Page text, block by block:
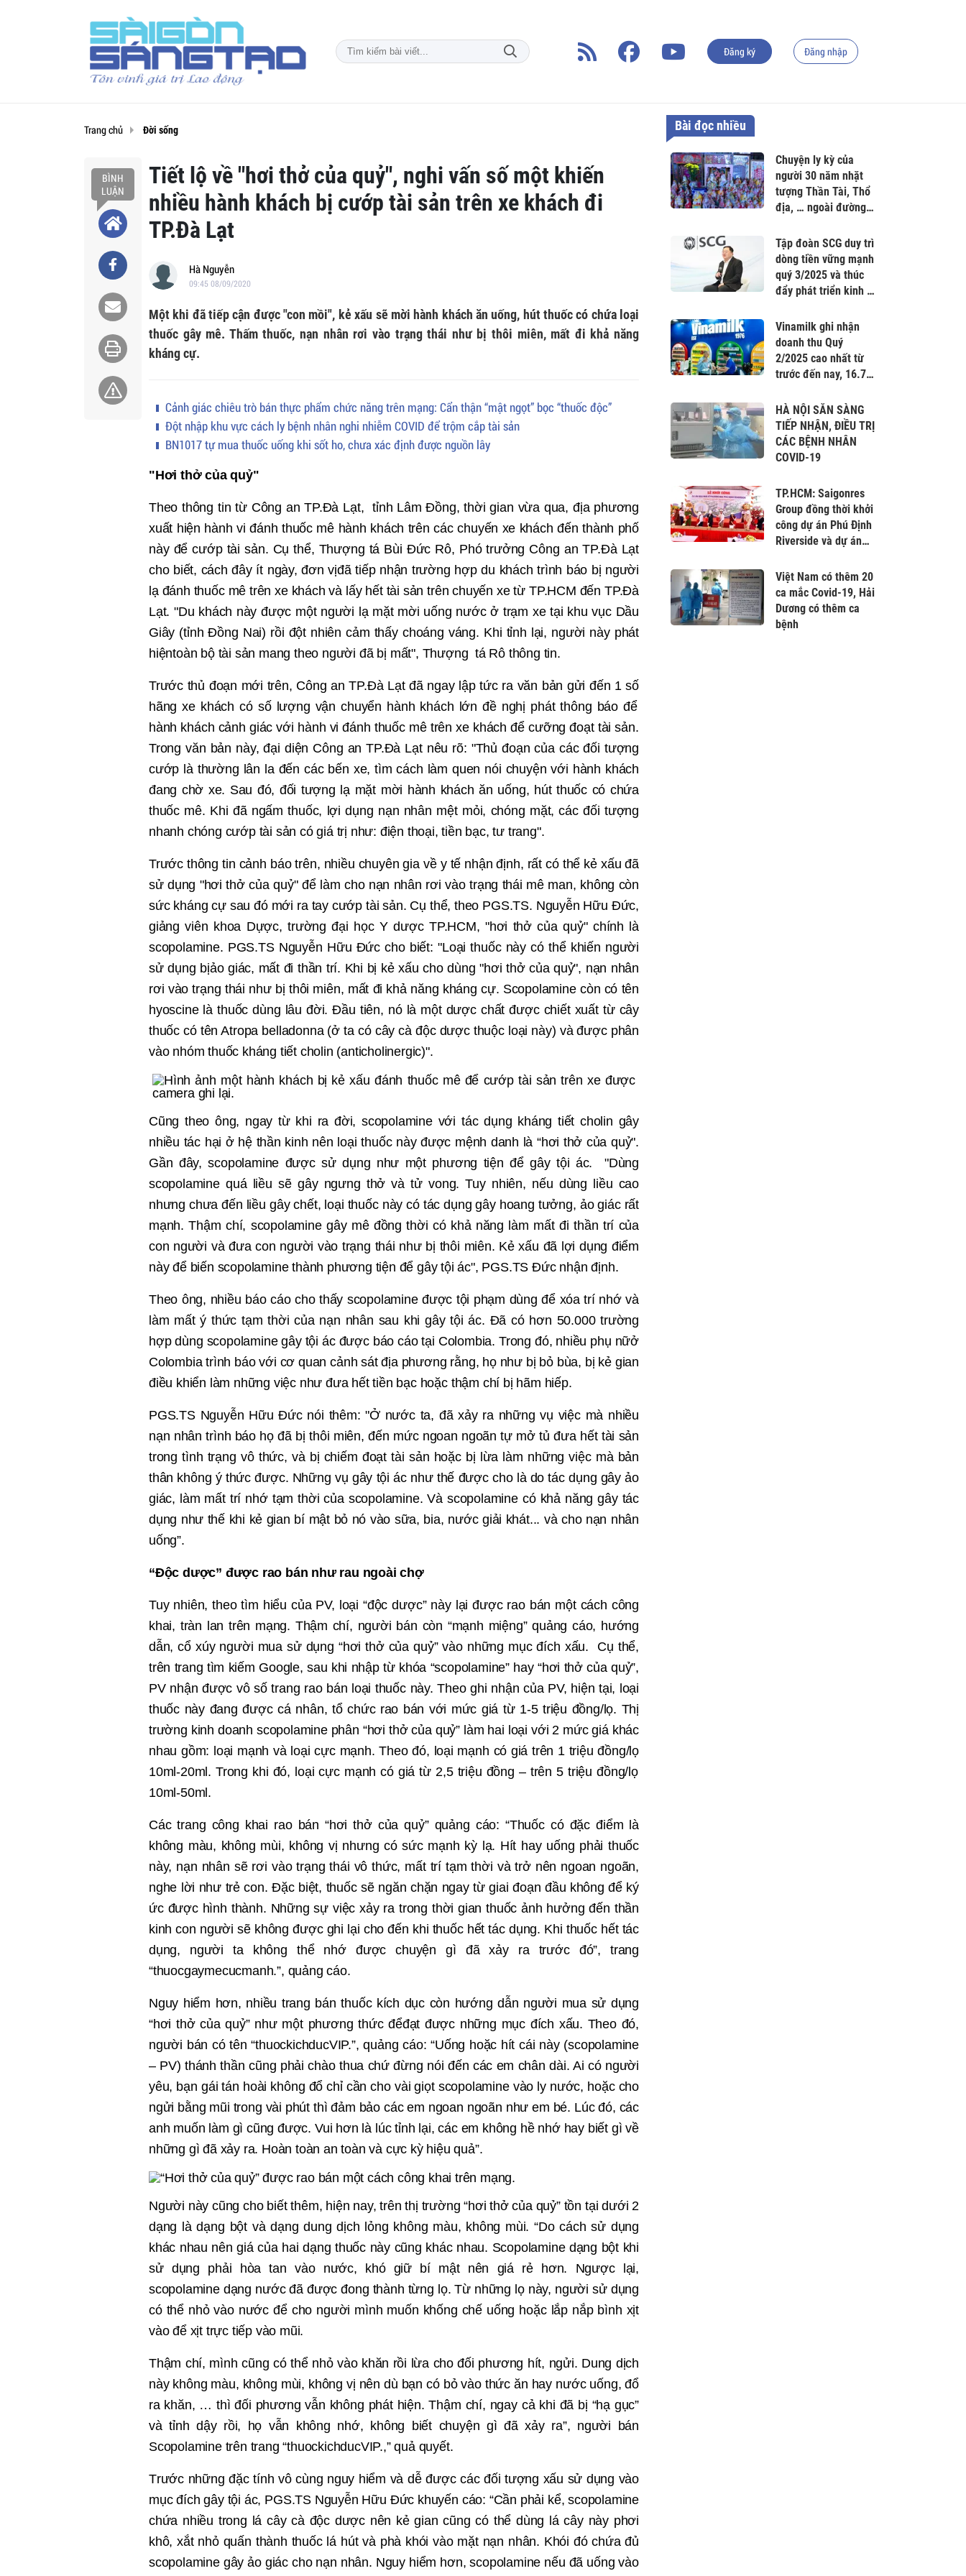
Đăng ký Đăng nhập
Trang chủ Đời sống
BÌNH
LUẬN
Tiết lộ về "hơi thở của quỷ", nghi vấn số một khiến
nhiều hành khách bị cướp tài sản trên xe khách đi
TP.Đà Lạt
Hà Nguyễn
09:45 08/09/2020
Một khi đã tiếp cận được "con mồi", kẻ xấu sẽ mời hành khách ăn uống, hút thuốc có chứa loại
thuốc gây mê. Thấm thuốc, nạn nhân rơi vào trạng thái như bị thôi miên, mất đi khả năng
kháng cự.
Cảnh giác chiêu trò bán thực phẩm chức năng trên mạng: Cẩn thận “mật ngọt” bọc “thuốc độc”
Đột nhập khu vực cách ly bệnh nhân nghi nhiễm COVID để trộm cắp tài sản
BN1017 tự mua thuốc uống khi sốt ho, chưa xác định được nguồn lây
"Hơi thởcủa quỷ"
Theo thông tin từ Công an TP.Đà Lạt, tỉnh Lâm Đồng, thời gian vừa qua, địa phương
xuất hiện hành vi đánh thuốc mê hành khách trên các chuyến xe khách đến thành phố
này để cướp tài sản. Cụ thể, Thượng tá Bùi Đức Rô, Phó trưởng Công an TP.Đà Lạt
cho biết, cách đây ít ngày, đơn vịđã tiếp nhận trường hợp du khách trình báo bị người
ạđánh thuốc mê trên xe khách và l ấy hết tài sản trên chuyến xe từ TP.HCM đến TP.Đà
Lạt. "Du khách này được một người lạ mặt mời uống nước ở trạm xe tại khu vục Dầu
Giây (tỉnh Đồng Nai) rồi đột nhiên cảm thấy choáng váng. Khi tỉnh l ại, người này phát
hiệntoàn bộtài sản mang theo người đã bị mất", Thượng tá Rô thông tin.
Trước thủ đoạn mới trên, Công an TP.Đà Lạt đã ngay lập tức ra văn bản gửi đến 1 số
hãng xe khách có số lượng vận chuyển hành khách lớn đềnghị phát thông báo để
hành khách cảnh giác với hành vi đánh thuốc mê trên xe khách để cưỡng đoạt tài sản.
Trong văn bản này, đại diện Công an TP.Đà Lạt nêu rõ: "Thủ đoạn của các đối tượng
cướp l à thường lân la đến các bến xe, tìm cách làm quen nói chuyện với hành khách
đang chờ xe. Sau đó, đối tượng lạ mặt mời hành khách ăn uống, hút thuốc có chứa
thuốc mê. Khi đã ngấm thuốc, lợi dụng nạn nhân mệt mỏi, chóng mặt, các đối tượng
nhanh chóng cướp tài sản có giá trị như: điện thoại, tiền bạc, tư trang".
Trước thông tin cảnh báo trên, nhiều chuyên gia về y tế nhận định, rất có thể kẻ xấu đã
sử dụng "hơi thở của quỷ" để làm cho nạn nhân rơi vào trạng thái mê man, không còn
sức kháng cự sau đó mới ra tay cướp tài sản. Cụ thể, theo PGS.TS. Nguyễn Hữu Đức,
giảng viên khoa Dựợc, trường đại học Y dược TP.HCM, "hơi thở của quỷ" chính là
scopolamine. PGS.TS Nguyễn Hữu Đức cho biết: "Loại thuốc này có thể khiến người
sử dụng bịảo giác, mất đi thần trí. Khi bị kẻ xấu cho dùng "hơi thở của quỷ", nạn nhân
rơi vào trạng thái như bị thôi miên, mất đi khả năng kháng cự. Scopolamine còn có tên
hyoscine là thuốc dùng lâu đời. Đầu tiên, nó là một dược chất được chiết xuất từcây
thuốc có tên Atropa belladonna (ở ta có cây cà độc dược thuộc loại này) và được phân
vào nhóm thuốc kháng tiết cholin (anticholinergic)".
Cũng theo ông, ngay từkhi ra đời, scopolamine với tác dụng kháng tiết cholin gây
nhiều tác hại ởhệthần kinh nên loại thuốc này được mệnh danh là “hơi thở của quỷ".
Gần đây, scopolamine được sửdụng như một phương tiện đểgây tội ác. "Dùng
scopolamine quá liều sẽgây ngưng thở và tửvong. Tuy nhiên, nếu dùng liều cao
nhưng chưa đến liều gây chết, loại thuốc này có tác dụng gây hoang tưởng, ảo giác rất
mạnh. Thậm chí, scopolamine gây mê đồng thời có khảnăng làm mất đi thần trí của
con người và đưa con người vào trạng thái như bị thôi miên. Kẻxấu đã l ợi dụng điểm
này đểbiến scopolamine thành phương tiện để gây tội ác", PGS.TS Đức nhận định.
Theo ông, nhiều báo cáo cho thấy scopolamine được tội phạm dùng đểxóa trí nhớvà
làm mất ý thức tạm thời của nạn nhân sau khi gây tội ác. Đã có hơn 50.000 trường
hợp dùng scopolamine gây tộiác được báo cáo tại Colombia. Trong đó, nhiều phụ nữở
Colombia trình báo với cơ quan cảnh sát địa phương rằng, họ như bị bỏbùa, bị kẻgian
điều khiển làm những việc như đưa hết tiền bạc hoặc thậm chí bị hãm hiếp.
PGS.TS Nguyễn Hữu Đức nói thêm: "Ở nước ta, đã xảy ra những vụ việc mà nhiều
nạn nhân trình báo họ đã bị thôi miên, đến mức ngoan ngoãn tự mở tủ đưa hết tài sản
trong tình trạng vô thức, và bị chiếm đoạt tài sản hoặc bị ừa làm những việc mà bản
thân không ý thức được. Những vụ gây tộiác như thế được cho là do tác dụng gâyảo
giác, làm mất trí nhớtạm thời của scopolamine. Và scopolamine có khảnăng gây tác
dụng như thế khi kẻ gian bí mật bỏ nó vào sữa, bia, nước giải khát... và cho nạn nhân
uống”.
“Độc dược” được rao bán như rau ngoài chợ
Tuy nhiên, theo tìm hiểu của PV, loại “độc dược” này l ại được rao bán một cách công
khai, tràn lan trên mạng. Thậm chí, người bán còn “mạnh miệng” quảng cáo, hướng
dẫn, cổxúyngười mua sửdụng “hơi thởcủa quỷ” vào những mục đích xấu. Cụ thể,
trên trang tìm kiếm Google, sau khi nhập từkhóa “scopolamine” hay “hơi thởcủa quỷ”,
PV nhận được vô sốtrang rao bán loại thuốc này. Theo ghi nhận của PV, hiện tại, loại
thuốc này đang được cá nhân, tổchức rao bán với mức giá từ1-5 triệu đồng/lọ. Thị
trường kinh doanh scopolamine phân “hơi thởcủa quỷ” làm hai loại với 2 mức giá khác
nhau gồm: loại mạnh và loại cực mạnh. Theo đó, loại mạnh có giá trên 1 triệu đồng/lọ
10ml-20ml. Trong khi đó, loại cực mạnh có giá từ2,5 triệu đồng – trên 5 triệu đồng/l ọ
10ml-50ml.
Các trang công khai rao bán“hơi thởcủa quỷ” quảng cáo: “Thuốc có đặc điểm là
không màu, không mùi, không vị nhưng có sức mạnh kỳ ạ. Hít hay uống phải thuốc
này, nạn nhân sẽ rơi vào trạng thái vô thức, mất trí tạm thời và trởnên ngoan ngoãn,
nghe l ời như trẻcon. Đặc biệt, thuốc sẽngăn chặn ngay từgiai đoạn đầu không đểký
ức được hình thành. Những sự việc xảy ra trong thời gian thuốcảnh hưởngđến thần
kinh con người sẽkhôngđược ghi l ại cho đến khi thuốc hết tác dụng. Khi thuốc hết tác
dụng, người ta không thểnhớ được chuyện gì đã xảy ra trước đó”, trang
“thuocgaymecucmanh.”, quảng cáo.
Nguy hiểm hơn, nhiều trang bán thuốc kích dục còn hướng dẫn người mua sử dụng
“hơi thởcủa quỷ” như một phương thứcđểđạt được những mục đích xấu. Theo đó,
người bán có tên “thuockichducVIP.”, quảng cáo: “Uống hoặc hít cái này (scopolamine
– PV) thánh thần cũng phải chào thua chứ đừng nói đến các em chân dài. Ai có người
yêu, bạn gái tán hoài không đổ chỉ cần cho vài giọt scopolamine vào ly nước, hoặc cho
ngửi bằng mũi trong vài phút thìđảm bảo các em ngoan ngoãn như em bé. Lúc đó, các
anh muốn làm gì cũng được. Vui hơn là lúc tỉnh lại, các em không hề nhớ hay biết gì về
những gìđã xảy ra. Hoàn toàn an toàn và cực kỳ hiệu quả”.
Người này cũng cho biết thêm, hiện nay, trên thị trường “hơi thở của quỷ” tồn tại dưới 2
dạng là dạng bột và dạng dung dịch lỏng không màu, không mùi. “Do cách sử dụng
khác nhau nên giá của hai dạng thuốc này cũng khác nhau. Scopolamine dạng bột khi
sử dụng phải hòa tan vào nước, khó giữ bí mật nên giá rẻ hơn. Ngược lại,
scopolamine dạng nước đã được đong thành từng lọ. Từ những lọ này, người sử dụng
có thể nhỏ vào nước để cho người mình muốn khống chế uống hoặc lắp nắp bình xịt
vào để xịt trực tiếp vào mũi.
Thậm chí, mình cũng có thể nhỏ vào khăn rồi lừa cho đối phương hít, ngửi. Dung dịch
này không màu, không mùi, không vị nên dù bạn có bỏ vào thức ăn hay nước uống, đổ
ra khăn, … thìđối phương vẫn không phát hiện. Thậm chí, ngay cả khi đã bị “hạ gục”
và tỉnh dậy rồi, họ vẫn không nhớ, không biết chuyện gìđã xảy ra”, người bán
Scopolamine trên trang “thuockichducVIP.,” quả quyết.
Trước những đặc tính vô cùng nguy hiểm và dễ được các đối tượng xấu sử dụng vào
mục đích gây tội ác, PGS.TS Nguyễn Hữu Đức khuyến cáo: “Cần phải kể, scopolamine
chứa nhiều trong lá cây cà độc dược nên kẻgian cũng có thể dùng lá cây này phơi
khô, xắt nhỏquấn thành thuốc lá hút và phà khói vào mặt nạn nhân. Khói đó chứa đủ
scopolamine gâyảo giác cho nạn nhân. Nguy hiểm hơn, scopolamine nếu đã uống vào
Bài đọc nhiều
Chuyện ly kỳ của
người 30 năm nhặt
tượng Thần Tài, Thổ
địa, … ngoài đường
Tập đoàn SCG duy trì
dòng tiền vững mạnh
quý 3/2025 và thúc
đẩy phát triển kinh tế
Nam
Vinamilk ghi nhận
doanh thu Quý
2/2025 cao nhất từ
trước đến nay, 16.745
HÀ NỘI SẴN SÀNG
TIẾP NHẬN, ĐIỀU TRỊ
CÁC BỆNH NHÂN
COVID-19
TP.HCM: Saigonres
Group đồng thời khởi
công dự án Phú Định
Riverside và dự án
Phú
Việt Nam có thêm 20
ca mắc Covid-19, Hải
Dương có thêm ca
bệnh